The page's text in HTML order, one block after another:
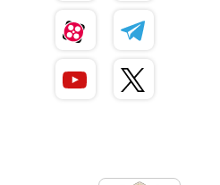
مشاوره با وکیل
شخص دچار
قانون سرپیچی
مشاوره کیفری عبارتند